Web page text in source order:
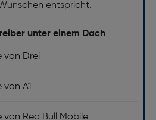
AAC, ALAC, FLAC,
H.264, HEVC, ProRes,
entspricht.
unter einem Dach
von Drei
von A1
von Red Bull Mobile